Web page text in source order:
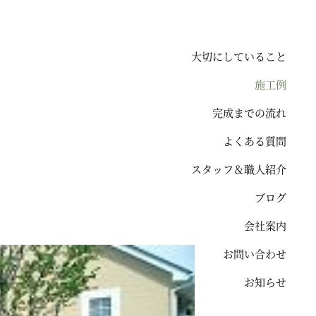
大切にしていること
施工例
完成までの流れ
よくある質問
スタッフ＆職人紹介
ブログ
会社案内
お問い合わせ
お知らせ